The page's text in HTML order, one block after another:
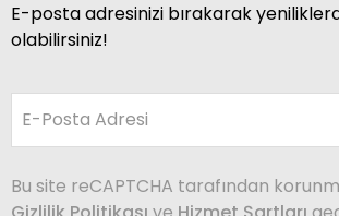
E-posta adresinizi bırakarak
olabilirsiniz!
E-Posta Adresi
Bu site reCAPTCHA tarafından